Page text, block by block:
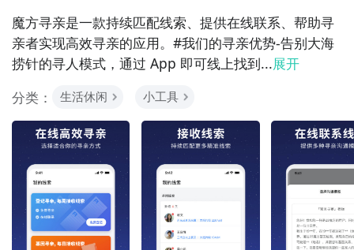
魔方寻亲是一款持续匹配线索、提供在线联系、帮助寻
亲者实现高效寻亲的应用。#我们的寻亲优势-告别大海
捞针的寻人模式，通过 App 即可线上找到...展开
分类：
生活休闲 小工具